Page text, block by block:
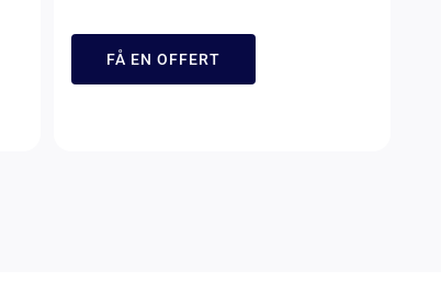
FÅ EN OFFERT